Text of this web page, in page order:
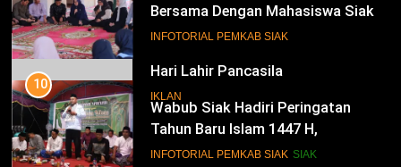
20
Selamat Hari Kebangkitan Nasional
IKLAN
21
Tahun Baru Islam 1447 H,
Sampaikan Program Untuk
INFOTORIAL PEMKAB SIAK
11
Asisten Administrasi Umum Setda
Kabupaten Siak Rozi Chandra,
Sambut Kepulangan 333 Jemaah
INFOTORIAL PEMKAB SIAK